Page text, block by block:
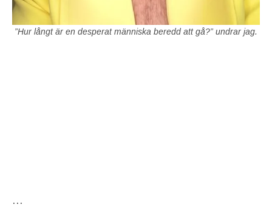
”Hur långt är en desperat människa beredd att gå?” undrar jag.
…